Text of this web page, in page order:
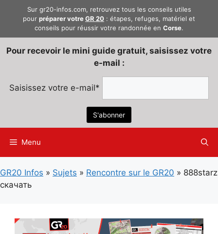
Sur gr20-infos.com, retrouvez tous les conseils utiles
pour préparer votreGR 20 : étapes, refuges, matériel et
conseils pour réussir votre randonnée en Corse.
Pour recevoir le mini guide gratuit, saisissez votre
e-mail :
Saisissez votre e-mail*
Menu
GR20 Infos » Sujets » Rencontre sur le GR20 » 888starz
скачать